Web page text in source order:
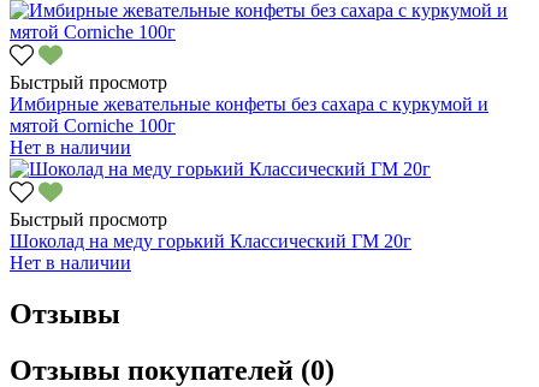
Быстрый просмотр
Имбирные жевательные конфеты без сахара с куркумой и
мятой Corniche 100г
Нет в наличии
Быстрый просмотр
Шоколад на меду горький Классический ГМ 20г
Нет в наличии
Отзывы
Отзывы покупателей (0)